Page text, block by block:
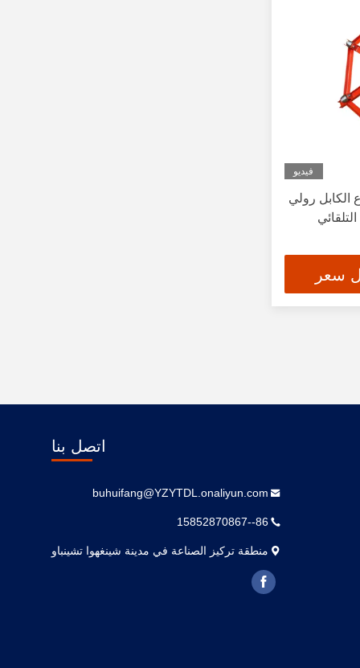
فيديو
الكابل رولي
سعر
اتصل بنا
buhuifang@YZYTDL.onaliyun.com
86--15852870867
منطقة تركيز الصناعة في مدينة شينغهوا تشينباو